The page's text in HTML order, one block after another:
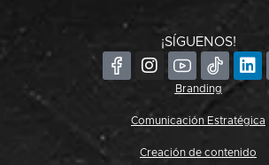
¡SÍGUENOS!
Branding
Comunicación Estratégica
Creación de contenido